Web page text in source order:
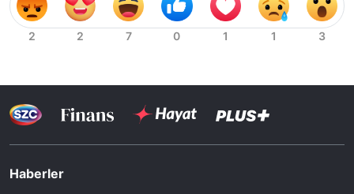
Haberler